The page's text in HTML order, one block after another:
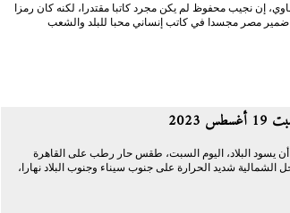
إن نجيب محفوظ لم يكن مجرد كاتبا مقتدرا، لكنه كان رمزا
مصر مجسدا في كاتب إنساني محبا للبلد والشعب
أن يسود البلاد، اليوم السبت، طقس حار رطب على القاهرة
الشمالية شديد الحرارة على جنوب سيناء وجنوب البلاد نهارا،